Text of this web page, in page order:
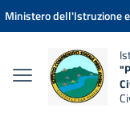
Vai ai contenuti
Vai al menu di
Vai al footer
Ministero dell'Istruzione